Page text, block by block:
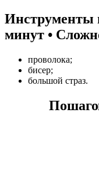
Инструменты
минут •
проволока;
бисер;
большой страз.